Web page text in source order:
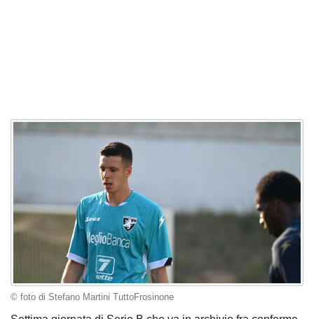
© foto di Stefano Martini TuttoFrosinone